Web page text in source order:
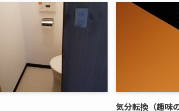
気分転換（趣味